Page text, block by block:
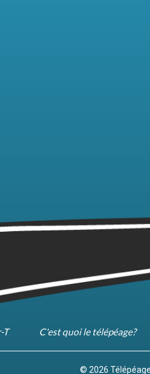
T C'est quoi le télépéage?
© 2026